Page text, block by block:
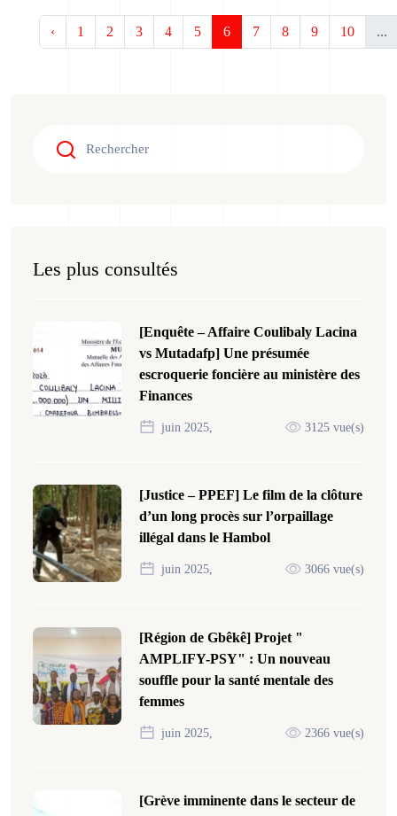
‹ 1 2 3 4 5 6 7 8 9 10 ...
Les plus consultés
[Enquête – Affaire Coulibaly Lacina
vs Mutadafp] Une présumée
escroquerie foncière au ministère des
Finances
juin 2025, 3125 vue(s)
[Justice – PPEF] Le film de la clôture
d’un long procès sur l’orpaillage
illégal dans le Hambol
juin 2025, 3066 vue(s)
[Région de Gbêkê] Projet "
AMPLIFY-PSY" : Un nouveau
souffle pour la santé mentale des
femmes
juin 2025, 2366 vue(s)
[Grève imminente dans le secteur de